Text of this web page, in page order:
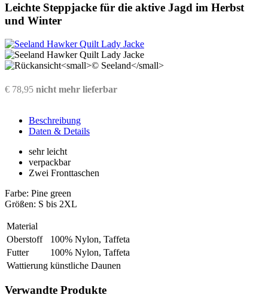
Leichte Steppjacke für die aktive Jagd im Herbst
und Winter
€ 78,95 nicht mehr lieferbar
Beschreibung
Daten & Details
sehr leicht
verpackbar
Zwei Fronttaschen
Farbe: Pine green
Größen: S bis 2XL
Material
Oberstoff
100% Nylon, Taffeta
Futter
100% Nylon, Taffeta
Wattierung künstliche Daunen
Verwandte Produkte